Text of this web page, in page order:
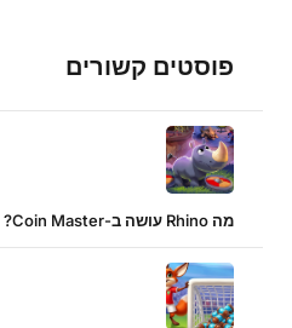
פוסטים קשורים
מה Rhino עושה ב-Coin Master?